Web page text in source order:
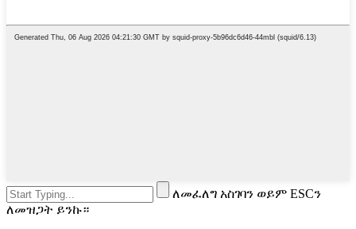
ለመፈለግ አስገባን ወይም ESCን
ለመዝጋት ይንኩ።